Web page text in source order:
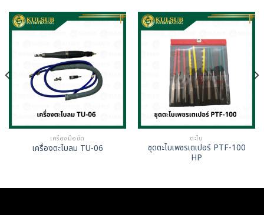
เครื่องมือขัด
เครื่องตะไบลม TU-06
ตะไบ
ชุดตะไบเพชรเตเปอร์ PTF-100
HP